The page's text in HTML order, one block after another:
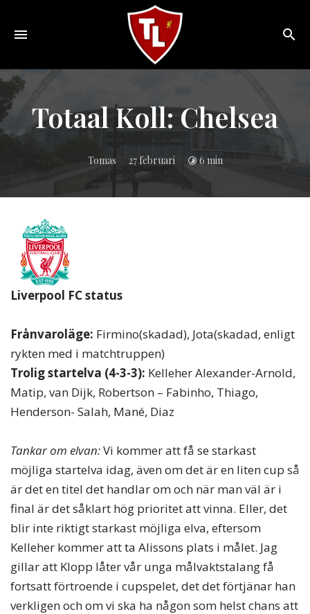
Sveriges
online
magazine!
Totaal Koll: Chelsea
Tomas 27 februari 6 min
Liverpool FC status
Frånvaroläge: Firmino(skadad), Jota(skadad, enligt
rykten med i matchtruppen)
Trolig startelva (4-3-3): Kelleher Alexander-Arnold,
Matip, van Dijk, Robertson – Fabinho, Thiago,
Henderson- Salah, Mané, Diaz
Tankar om elvan:Vi kommer att få se starkast
möjliga startelva idag, även om det är en liten cup så
är det en titel det handlar om och när man väl är i
final är det såklart hög prioritet att vinna. Eller, det
blir inte riktigt starkast möjliga elva, eftersom
Kelleher kommer att ta Alissons plats i målet. Jag
gillar att Klopp låter vår unga målvaktstalang få
fortsatt förtroende i cupspelet, det det förtjänar han
verkligen och om vi ska ha någon som helst chans att